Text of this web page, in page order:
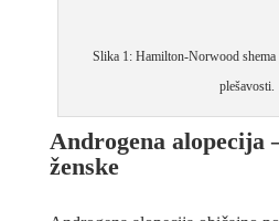
Slika 1: Hamilton-Norwood shema
plešavosti.
Androgena alopecija
ženske